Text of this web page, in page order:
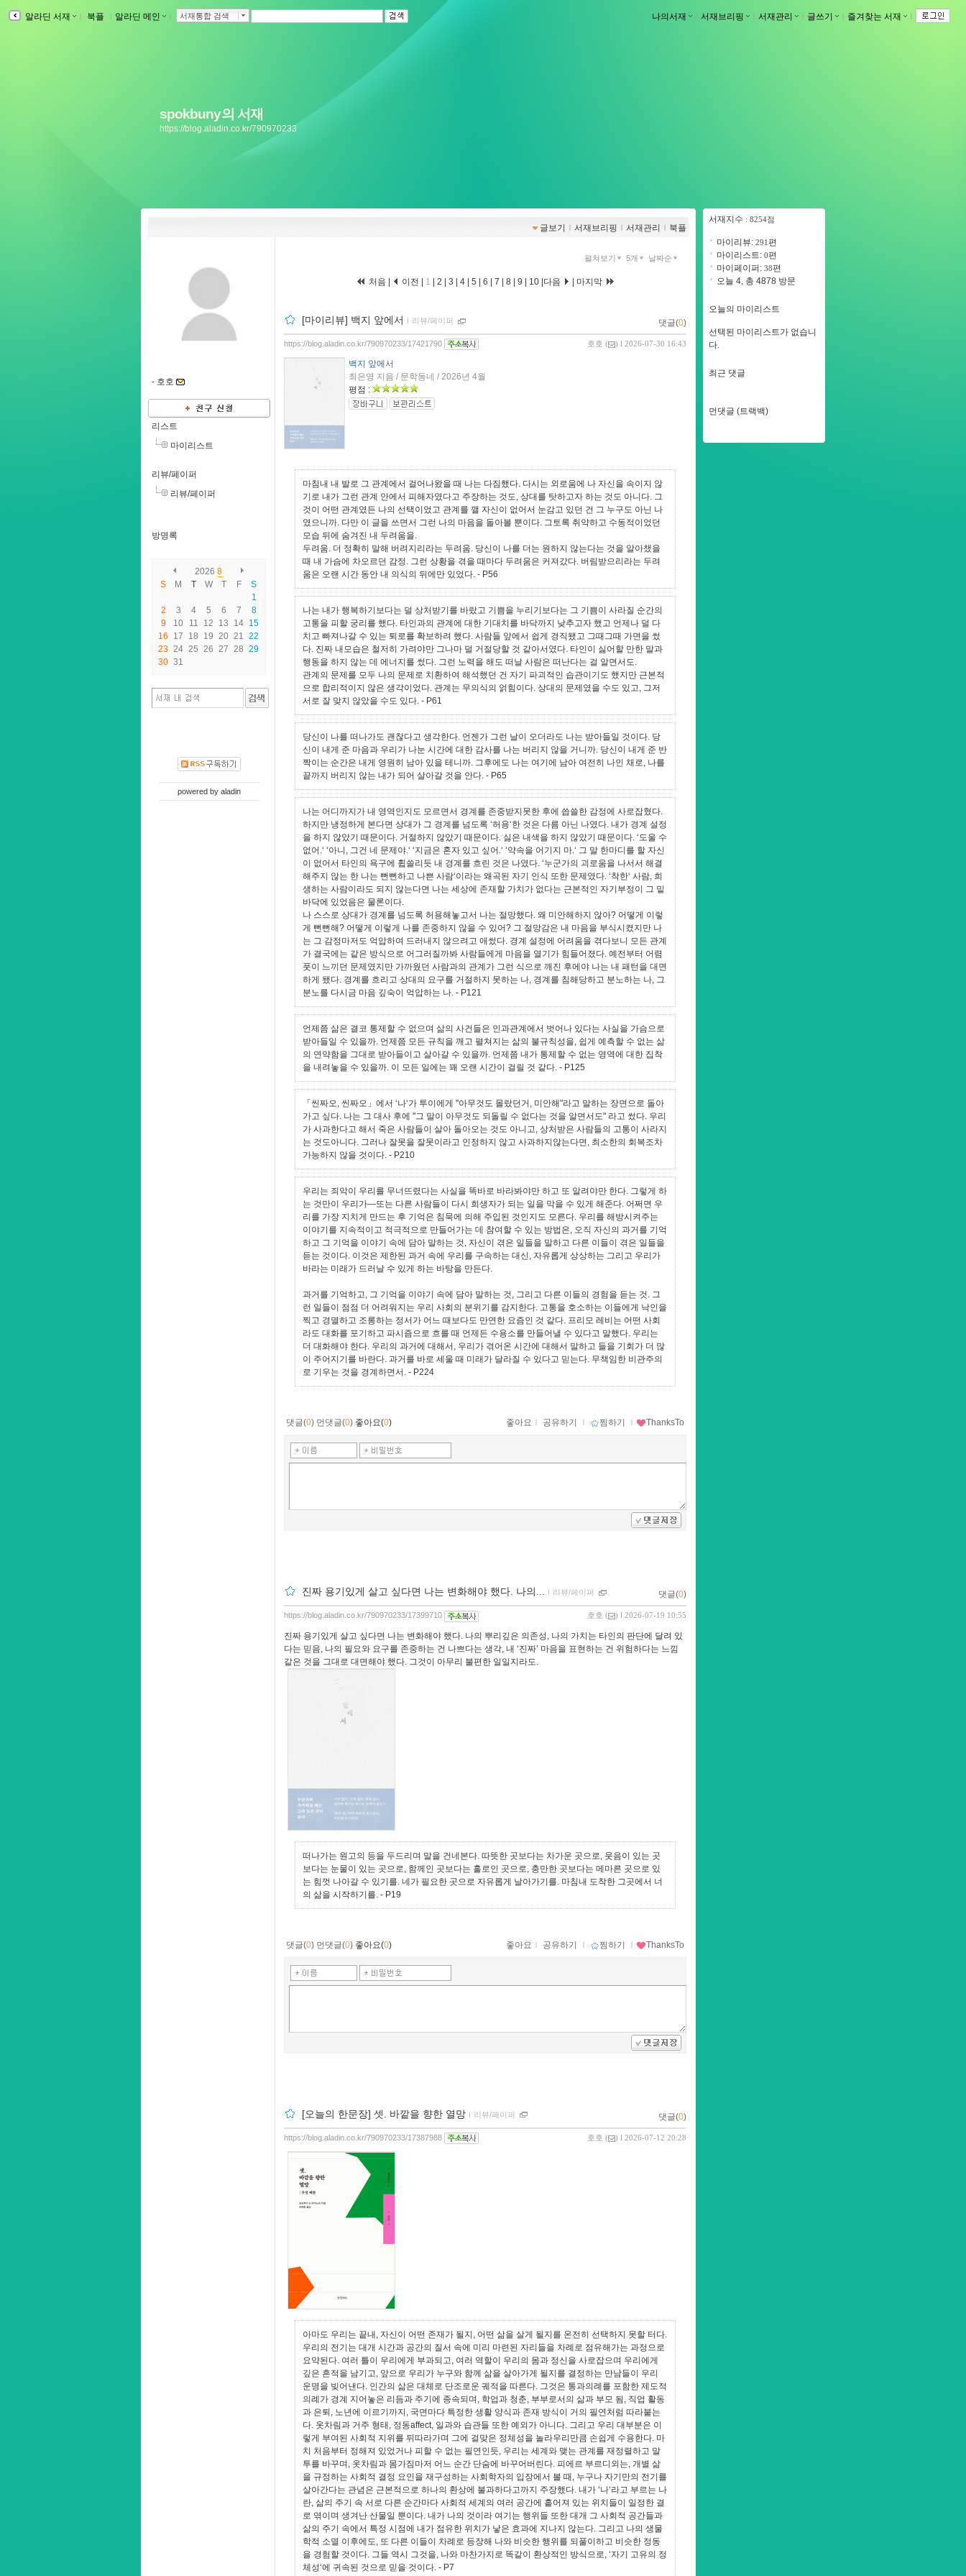
알라딘 서재 ｌ 북플 ｌ 알라딘 메인 서재통합 검색 나의서재 ｌ 서재브리핑 서재관리 ｌ 글쓰기 ｌ 즐겨찾는 서재 ｌ
spokbuny의 서재
https://blog.aladin.co.kr/790970233
글보기 ｌ 서재브리핑 ｌ 서재관리 ｌ 북플
- 호호
리스트
마이리스트
리뷰/페이퍼
리뷰/페이퍼
방명록
2026 8
S
M T W T F
S
1
2
3 4 5 6 7
8
9
10 11 12 13 14 15
16
17 18 19 20 21 22
23 24 25 26 27 28 29
30 31
powered by aladin
펼쳐보기 5개 날짜순
처음 | 이전 | 1 2 3 4 5 6 7 8 9 10 다음 마지막
[마이리뷰] 백지 앞에서 ｌ 리뷰/페이퍼 댓글(0)
호호 ( ) l 2026-07-30 16:43
https://blog.aladin.co.kr/790970233/17421790
백지 앞에서
최은영 지음 / 문학동네 / 2026년 4월
평점 :
마침내 내 발로 그 관계에서 걸어나왔을 때 나는 다짐했다. 다시는 외로움에 나 자신을 속이지 않
기로 내가 그런 관계 안에서 피해자였다고 주장하는 것도, 상대를 탓하고자 하는 것도 아니다. 그
것이 어떤 관계였든 나의 선택이었고 관계를 깰 자신이 없어서 눈감고 있던 건 그 누구도 아닌 나
였으니까. 다만 이 글을 쓰면서 그런 나의 마음을 돌아볼 뿐이다. 그토록 취약하고 수동적이었던
모습 뒤에 숨겨진 내 두려움을.
두려움. 더 정확히 말해 버려지리라는 두려움. 당신이 나를 더는 원하지 않는다는 것을 알아챘을
때 내 가슴에 차오르던 감정. 그런 상황을 겪을 때마다 두려움은 커져갔다. 버림받으리라는 두려
움은 오랜 시간 동안 내 의식의 뒤에만 있었다. - P56
나는 내가 행복하기보다는 덜 상처받기를 바랐고 기쁨을 누리기보다는 그 기쁨이 사라질 순간의
고통을 피할 궁리를 했다. 타인과의 관계에 대한 기대치를 바닥까지 낮추고자 했고 언제나 덜 다
치고 빠져나갈 수 있는 퇴로를 확보하려 했다. 사람들 앞에서 쉽게 경직됐고 그때그때 가면을 썼
다. 진짜 내모습은 철저히 가려야만 그나마 덜 거절당할 것 같아서였다. 타인이 싫어할 만한 말과
행동을 하지 않는 데 에너지를 썼다. 그런 노력을 해도 떠날 사람은 떠난다는 걸 알면서도.
관계의 문제를 모두 나의 문제로 치환하여 해석했던 건 자기 파괴적인 습관이기도 했지만 근본적
으로 합리적이지 않은 생각이었다. 관계는 무의식의 얽힘이다. 상대의 문제였을 수도 있고, 그저
서로 잘 맞지 않았을 수도 있다. - P61
당신이 나를 떠나가도 괜찮다고 생각한다. 언젠가 그런 날이 오더라도 나는 받아들일 것이다. 당
신이 내게 준 마음과 우리가 나눈 시간에 대한 감사를 나는 버리지 않을 거니까. 당신이 내게 준 반
짝이는 순간은 내게 영원히 남아 있을 테니까. 그후에도 나는 여기에 남아 여전히 나인 채로, 나를
끝까지 버리지 않는 내가 되어 살아갈 것을 안다. - P65
나는 어디까지가 내 영역인지도 모르면서 경계를 존중받지못한 후에 씁쓸한 감정에 사로잡혔다.
하지만 냉정하게 본다면 상대가 그 경계를 넘도록 ‘허용‘한 것은 다름 아닌 나였다. 내가 경계 설정
을 하지 않았기 때문이다. 거절하지 않았기 때문이다. 싫은 내색을 하지 않았기 때문이다. ‘도울 수
없어.‘ ‘아니, 그건 네 문제야.‘ ‘지금은 혼자 있고 싶어.‘ ‘약속을 어기지 마.‘ 그 말 한마디를 할 자신
이 없어서 타인의 욕구에 휩쓸리듯 내 경계를 흐린 것은 나였다. ‘누군가의 괴로움을 나서서 해결
해주지 않는 한 나는 뻔뻔하고 나쁜 사람‘이라는 왜곡된 자기 인식 또한 문제였다. ‘착한‘ 사람, 희
생하는 사람이라도 되지 않는다면 나는 세상에 존재할 가치가 없다는 근본적인 자기부정이 그 밑
바닥에 있었음은 물론이다.
나 스스로 상대가 경계를 넘도록 허용해놓고서 나는 절망했다. 왜 미안해하지 않아? 어떻게 이렇
게 뻔뻔해? 어떻게 이렇게 나를 존중하지 않을 수 있어? 그 절망감은 내 마음을 부식시켰지만 나
는 그 감정마저도 억압하여 드러내지 않으려고 애썼다. 경계 설정에 어려움을 겪다보니 모든 관계
가 결국에는 같은 방식으로 어그러질까봐 사람들에게 마음을 열기가 힘들어졌다. 예전부터 어렴
풋이 느끼던 문제였지만 가까웠던 사람과의 관계가 그런 식으로 깨진 후에야 나는 내 패턴을 대면
하게 됐다. 경계를 흐리고 상대의 요구를 거절하지 못하는 나, 경계를 침해당하고 분노하는 나, 그
분노를 다시금 마음 깊숙이 억압하는 나. - P121
언제쯤 삶은 결코 통제할 수 없으며 삶의 사건들은 인과관계에서 벗어나 있다는 사실을 가슴으로
받아들일 수 있을까. 언제쯤 모든 규칙을 깨고 펼쳐지는 삶의 불규칙성을, 쉽게 예측할 수 없는 삶
의 연약함을 그대로 받아들이고 살아갈 수 있을까. 언제쯤 내가 통제할 수 없는 영역에 대한 집착
을 내려놓을 수 있을까. 이 모든 일에는 꽤 오랜 시간이 걸릴 것 같다. - P125
「씬짜오, 씬짜오」에서 ‘나‘가 투이에게 "아무것도 몰랐던거, 미안해"라고 말하는 장면으로 돌아
가고 싶다. 나는 그 대사 후에 "그 말이 아무것도 되돌릴 수 없다는 것을 알면서도" 라고 썼다. 우리
가 사과한다고 해서 죽은 사람들이 살아 돌아오는 것도 아니고, 상처받은 사람들의 고통이 사라지
는 것도아니다. 그러나 잘못을 잘못이라고 인정하지 않고 사과하지않는다면, 최소한의 회복조차
가능하지 않을 것이다. - P210
우리는 죄악이 우리를 무너뜨렸다는 사실을 똑바로 바라봐야만 하고 또 알려야만 한다. 그렇게 하
는 것만이 우리가—또는 다른 사람들이 다시 희생자가 되는 일을 막을 수 있게 해준다. 어쩌면 우
리를 가장 지치게 만드는 후 기억은 침묵에 의해 주입된 것인지도 모른다. 우리를 해방시켜주는
이야기를 지속적이고 적극적으로 만들어가는 데 참여할 수 있는 방법은, 오직 자신의 과거를 기억
하고 그 기억을 이야기 속에 담아 말하는 것, 자신이 겪은 일들을 말하고 다른 이들이 겪은 일들을
듣는 것이다. 이것은 제한된 과거 속에 우리를 구속하는 대신, 자유롭게 상상하는 그리고 우리가
바라는 미래가 드러날 수 있게 하는 바탕을 만든다.
과거를 기억하고, 그 기억을 이야기 속에 담아 말하는 것, 그리고 다른 이들의 경험을 듣는 것. 그
런 일들이 점점 더 어려워지는 우리 사회의 분위기를 감지한다. 고통을 호소하는 이들에게 낙인을
찍고 경멸하고 조롱하는 정서가 어느 때보다도 만연한 요즘인 것 같다. 프리모 레비는 어떤 사회
라도 대화를 포기하고 파시즘으로 흐를 때 언제든 수용소를 만들어낼 수 있다고 말했다. 우리는
더 대화해야 한다. 우리의 과거에 대해서, 우리가 겪어온 시간에 대해서 말하고 들을 기회가 더 많
이 주어지기를 바란다. 과거를 바로 세울 때 미래가 달라질 수 있다고 믿는다. 무책임한 비관주의
로 기우는 것을 경계하면서. - P224
댓글(0) 먼댓글(0) 좋아요(0) 좋아요 ｌ 공유하기 ｌ 찜하기 ｌ ThanksTo
진짜 용기있게 살고 싶다면 나는 변화해야 했다. 나의... ｌ 리뷰/페이퍼 댓글(0)
호호 ( ) l 2026-07-19 10:55
https://blog.aladin.co.kr/790970233/17399710
진짜 용기있게 살고 싶다면 나는 변화해야 했다. 나의 뿌리깊은 의존성, 나의 가치는 타인의 판단에 달려 있
다는 믿음, 나의 필요와 요구를 존중하는 건 나쁘다는 생각, 내 ‘진짜’ 마음을 표현하는 건 위험하다는 느낌
같은 것을 그대로 대면해야 했다. 그것이 아무리 불편한 일일지라도.
떠나가는 원고의 등을 두드리며 말을 건네본다. 따뜻한 곳보다는 차가운 곳으로, 웃음이 있는 곳
보다는 눈물이 있는 곳으로, 함께인 곳보다는 홀로인 곳으로, 충만한 곳보다는 메마른 곳으로 있
는 힘껏 나아갈 수 있기를. 네가 필요한 곳으로 자유롭게 날아가기를. 마침내 도착한 그곳에서 너
의 삶을 시작하기를. - P19
댓글(0) 먼댓글(0) 좋아요(0) 좋아요 ｌ 공유하기 ｌ 찜하기 ｌ ThanksTo
[오늘의 한문장] 셋. 바깥을 향한 열망 ｌ 리뷰/페이퍼 댓글(0)
호호 ( ) l 2026-07-12 20:28
https://blog.aladin.co.kr/790970233/17387988
아마도 우리는 끝내, 자신이 어떤 존재가 될지, 어떤 삶을 살게 될지를 온전히 선택하지 못할 터다.
우리의 전기는 대개 시간과 공간의 질서 속에 미리 마련된 자리들을 차례로 점유해가는 과정으로
요약된다. 여러 틀이 우리에게 부과되고, 여러 역할이 우리의 몸과 정신을 사로잡으며 우리에게
깊은 흔적을 남기고, 앞으로 우리가 누구와 함께 삶을 살아가게 될지를 결정하는 만남들이 우리
운명을 빚어낸다. 인간의 삶은 대체로 단조로운 궤적을 따른다. 그것은 통과의례를 포함한 제도적
의례가 경계 지어놓은 리듬과 주기에 종속되며, 학업과 청춘, 부부로서의 삶과 부모 됨, 직업 활동
과 은퇴, 노년에 이르기까지, 국면마다 특정한 생활 양식과 존재 방식이 거의 필연처럼 따라붙는
다. 옷차림과 거주 형태, 정동affect, 일과와 습관들 또한 예외가 아니다. 그리고 우리 대부분은 이
렇게 부여된 사회적 지위를 뒤따라가며 그에 걸맞은 정체성을 놀라우리만큼 손쉽게 수용한다. 마
치 처음부터 정해져 있었거나 피할 수 없는 필연인듯, 우리는 세계와 맺는 관계를 재정렬하고 말
투를 바꾸며, 옷차림과 몸가짐마저 어느 순간 단숨에 바꾸어버린다. 피에르 부르디외는, 개별 삶
을 규정하는 사회적 결정 요인을 재구성하는 사회학자의 입장에서 볼 때, 누구나 자기만의 전기를
살아간다는 관념은 근본적으로 하나의 환상에 불과하다고까지 주장했다. 내가 ‘나‘라고 부르는 나
란, 삶의 주기 속 서로 다른 순간마다 사회적 세계의 여러 공간에 흩어져 있는 위치들이 일정한 결
로 엮이며 생겨난 산물일 뿐이다. 내가 나의 것이라 여기는 행위들 또한 대개 그 사회적 공간들과
삶의 주기 속에서 특정 시점에 내가 점유한 위치가 낳은 효과에 지나지 않는다. 그리고 나의 생물
학적 소멸 이후에도, 또 다른 이들이 차례로 등장해 나와 비슷한 행위를 되풀이하고 비슷한 정동
을 경험할 것이다. 그들 역시 그것을, 나와 마찬가지로 똑같이 환상적인 방식으로, ‘자기 고유의 정
체성‘에 귀속된 것으로 믿을 것이다. - P7
서재지수 : 8254점
마이리뷰: 291편
마이리스트: 0편
마이페이퍼: 38편
오늘 4, 총 4878 방문
오늘의 마이리스트
선택된 마이리스트가 없습니
다.
최근 댓글
먼댓글 (트랙백)